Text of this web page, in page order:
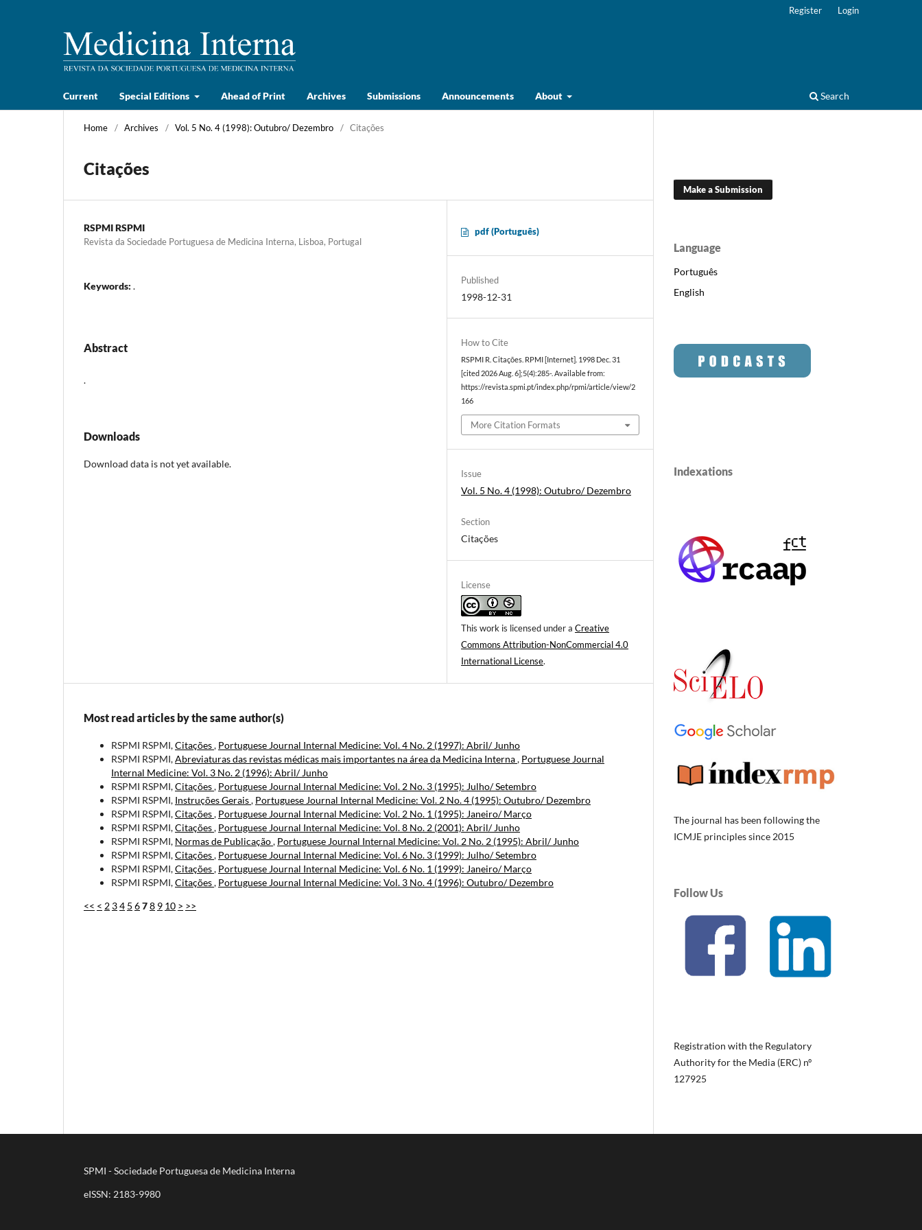
Current Special Editions Ahead of Print Archives Submissions Announcements About Search
Register Login
Home / Archives / Vol. 5 No. 4 (1998): Outubro/ Dezembro / Citações
Citações
RSPMI RSPMI
Revista da Sociedade Portuguesa de Medicina Interna, Lisboa, Portugal
Keywords: .
Abstract
.
Downloads
Download data is not yet available.
pdf (Português)
Published
1998-12-31
How to Cite
RSPMI R. Citações. RPMI [Internet]. 1998 Dec. 31
[cited 2026 Aug. 6];5(4):285-. Available from:
https://revista.spmi.pt/index.php/rpmi/article/view/2
166
More Citation Formats
Issue
Vol. 5 No. 4 (1998): Outubro/ Dezembro
Section
Citações
License
This work is licensed under aCreative
Commons Attribution-NonCommercial 4.0
International License.
Most read articles by the same author(s)
RSPMI RSPMI,Citações, Portuguese Journal Internal Medicine: Vol. 4 No. 2 (1997): Abril/ Junho
RSPMI RSPMI,Abreviaturas das revistas médicas mais importantes na área da Medicina Interna, Portuguese Journal
Internal Medicine: Vol. 3 No. 2 (1996): Abril/ Junho
RSPMI RSPMI,Citações, Portuguese Journal Internal Medicine: Vol. 2 No. 3 (1995): Julho/ Setembro
RSPMI RSPMI, Instruções Gerais, Portuguese Journal Internal Medicine: Vol. 2 No. 4 (1995): Outubro/ Dezembro
RSPMI RSPMI,Citações, Portuguese Journal Internal Medicine: Vol. 2 No. 1 (1995): Janeiro/ Março
RSPMI RSPMI,Citações, Portuguese Journal Internal Medicine: Vol. 8 No. 2 (2001): Abril/ Junho
RSPMI RSPMI, Normas de Publicação, Portuguese Journal Internal Medicine: Vol. 2 No. 2 (1995): Abril/ Junho
RSPMI RSPMI,Citações, Portuguese Journal Internal Medicine: Vol. 6 No. 3 (1999): Julho/ Setembro
RSPMI RSPMI,Citações, Portuguese Journal Internal Medicine: Vol. 6 No. 1 (1999): Janeiro/ Março
RSPMI RSPMI,Citações, Portuguese Journal Internal Medicine: Vol. 3 No. 4 (1996): Outubro/ Dezembro
<< < 2 34 5 678 9 10 > >>
Make a Submission
Language
Português
English
Indexations
The journal has been following the
ICMJE principles since 2015
Follow Us
Registration with the Regulatory
Authority for the Media (ERC) nº
127925
SPMI - Sociedade Portuguesa de Medicina Interna
eISSN: 2183-9980